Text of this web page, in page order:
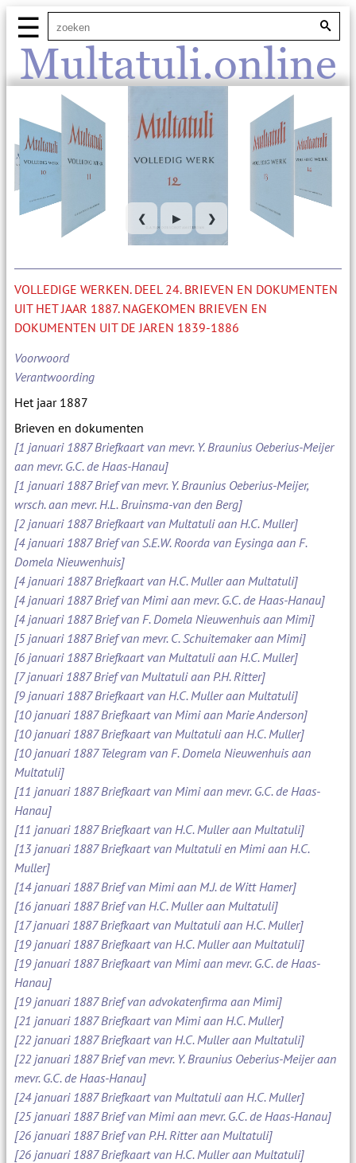
Multatuli.online
☰
❮ ▶ ❯
VOLLEDIGE WERKEN. DEEL 24. BRIEVEN EN DOKUMENTEN
UIT HET JAAR 1887. NAGEKOMEN BRIEVEN EN
DOKUMENTEN UIT DE JAREN 1839-1886
Voorwoord
Verantwoording
Het jaar 1887
Brieven en dokumenten
[1 januari 1887 Briefkaart van mevr. Y. Braunius Oeberius-Meijer
aan mevr. G.C. de Haas-Hanau]
[1 januari 1887 Brief van mevr. Y. Braunius Oeberius-Meijer,
wrsch. aan mevr. H.L. Bruinsma-van den Berg]
[2 januari 1887 Briefkaart van Multatuli aan H.C. Muller]
[4 januari 1887 Brief van S.E.W. Roorda van Eysinga aan F.
Domela Nieuwenhuis]
[4 januari 1887 Briefkaart van H.C. Muller aan Multatuli]
[4 januari 1887 Brief van Mimi aan mevr. G.C. de Haas-Hanau]
[4 januari 1887 Brief van F. Domela Nieuwenhuis aan Mimi]
[5 januari 1887 Brief van mevr. C. Schuitemaker aan Mimi]
[6 januari 1887 Briefkaart van Multatuli aan H.C. Muller]
[7 januari 1887 Brief van Multatuli aan P.H. Ritter]
[9 januari 1887 Briefkaart van H.C. Muller aan Multatuli]
[10 januari 1887 Briefkaart van Mimi aan Marie Anderson]
[10 januari 1887 Briefkaart van Multatuli aan H.C. Muller]
[10 januari 1887 Telegram van F. Domela Nieuwenhuis aan
Multatuli]
[11 januari 1887 Briefkaart van Mimi aan mevr. G.C. de Haas-
Hanau]
[11 januari 1887 Briefkaart van H.C. Muller aan Multatuli]
[13 januari 1887 Briefkaart van Multatuli en Mimi aan H.C.
Muller]
[14 januari 1887 Brief van Mimi aan M.J. de Witt Hamer]
[16 januari 1887 Brief van H.C. Muller aan Multatuli]
[17 januari 1887 Briefkaart van Multatuli aan H.C. Muller]
[19 januari 1887 Briefkaart van H.C. Muller aan Multatuli]
[19 januari 1887 Briefkaart van Mimi aan mevr. G.C. de Haas-
Hanau]
[19 januari 1887 Brief van advokatenfirma aan Mimi]
[21 januari 1887 Briefkaart van Mimi aan H.C. Muller]
[22 januari 1887 Briefkaart van H.C. Muller aan Multatuli]
[22 januari 1887 Brief van mevr. Y. Braunius Oeberius-Meijer aan
mevr. G.C. de Haas-Hanau]
[24 januari 1887 Briefkaart van Multatuli aan H.C. Muller]
[25 januari 1887 Brief van Mimi aan mevr. G.C. de Haas-Hanau]
[26 januari 1887 Brief van P.H. Ritter aan Multatuli]
[26 januari 1887 Briefkaart van H.C. Muller aan Multatuli]